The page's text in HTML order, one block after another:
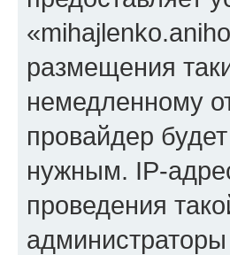
размещения
немедленному
провайдер
нужным. IP-
проведения